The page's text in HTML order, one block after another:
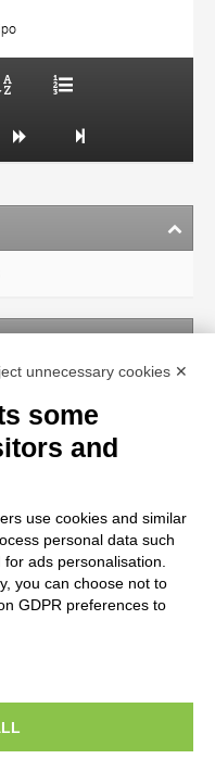
I diritti degli autori, degli artisti e
unnecessary cookies ✕
some
and
use cookies and similar
personal data such
ads personalisation.
you can choose not to
GDPR preferences to